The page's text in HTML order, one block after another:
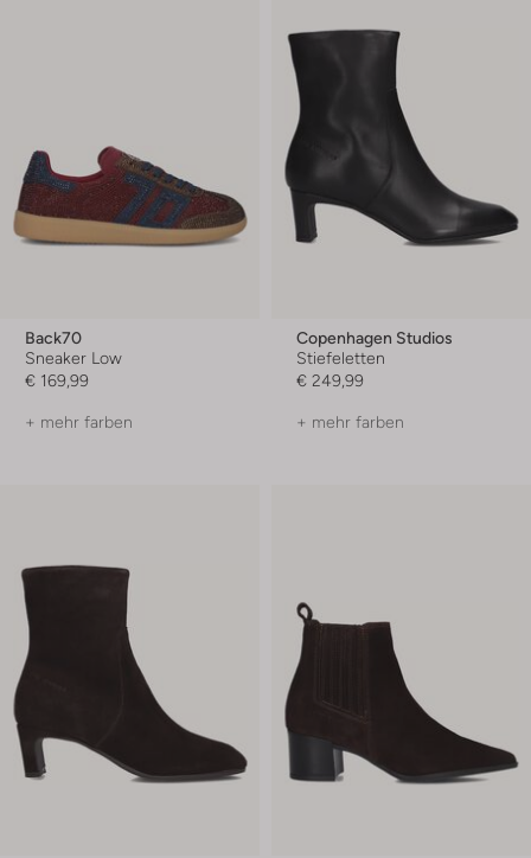
Back70
Sneaker Low
€ 169,99
+ mehr farben
Copenhagen Studios
Stiefeletten
€ 249,99
+ mehr farben